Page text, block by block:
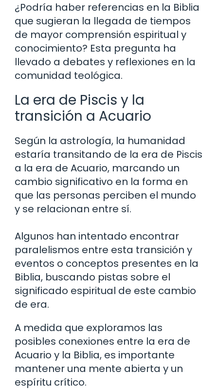
¿Podría haber referencias en la Biblia
que sugieran la llegada de tiempos
de mayor comprensión espiritual y
conocimiento? Esta pregunta ha
llevado a debates y reflexiones en la
comunidad teológica.
La era de Piscis y la
transición a Acuario
Según la astrología, la humanidad
estaría transitando de la era de Piscis
a la era de Acuario, marcando un
cambio significativo en la forma en
que las personas perciben el mundo
y se relacionan entre sí.
Algunos han intentado encontrar
paralelismos entre esta transición y
eventos o conceptos presentes en la
Biblia, buscando pistas sobre el
significado espiritual de este cambio
de era.
A medida que exploramos las
posibles conexiones entre la era de
Acuario y la Biblia, es importante
mantener una mente abierta y un
espíritu crítico.